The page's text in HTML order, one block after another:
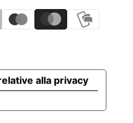
alla privacy